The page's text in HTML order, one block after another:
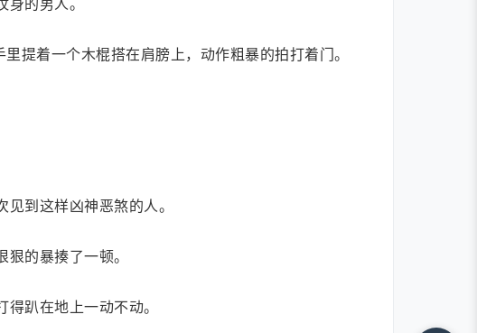
的男人。
提着一个木棍搭在肩膀上，动作粗暴的拍打着门。
到这样凶神恶煞的人。
的暴揍了一顿。
趴在地上一动不动。